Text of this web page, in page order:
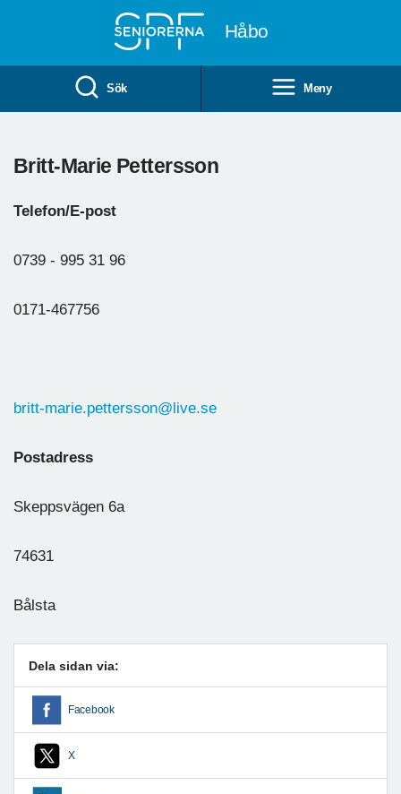
Håbo
Sök Meny
Britt-Marie Pettersson
Telefon/E-post
0739 - 995 31 96
0171-467756
britt-marie.pettersson@live.se
Postadress
Skeppsvägen 6a
74631
Bålsta
Dela sidan via:
Facebook
X